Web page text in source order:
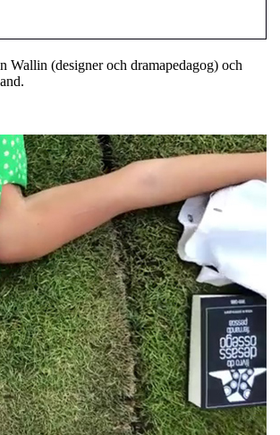
Wallin (designer och dramapedagog) och